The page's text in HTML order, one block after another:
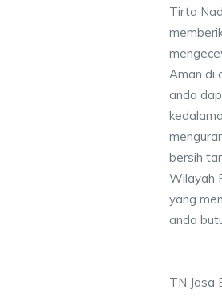
Tirta
Aman di
anda
bersih
Wilayah
yang
anda
TN Jasa